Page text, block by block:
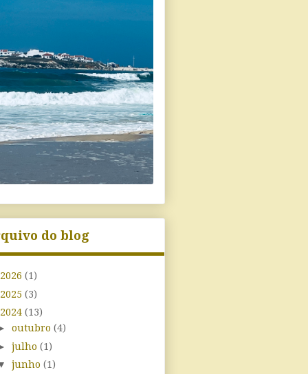
do blog
2026 (1)
2025 (3)
2024 (13)
outubro (4)
julho (1)
junho (1)